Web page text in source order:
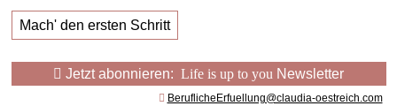
Mach' den ersten Schritt
Jetzt abonnieren: Life is up to you Newsletter
BeruflicheErfuellung@claudia-oestreich.com